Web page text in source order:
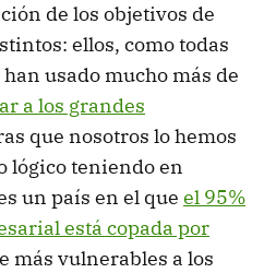
de los objetivos de
ellos, como todas
usado mucho más de
a los grandes
que nosotros lo hemos
lógico teniendo en
un país en el que el 95%
está copada por
más vulnerables a los